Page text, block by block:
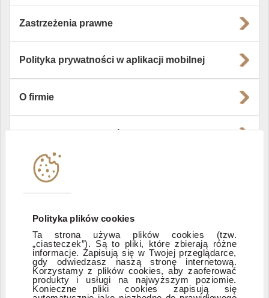
Polityka plików cookies
Ta strona używa plików cookies (tzw.
„ciasteczek”). Są to pliki, które zbierają różne
informacje. Zapisują się w Twojej przeglądarce,
gdy odwiedzasz naszą stronę internetową.
Korzystamy z plików cookies, aby zaoferować
produkty i usługi na najwyższym poziomie.
Konieczne pliki cookies zapisują się
Zastrzeżenia prawne
Polityka prywatności w aplikacji mobilnej
O firmie
Instytucje współpracujące
Zastrzeżenia prawne
ESG